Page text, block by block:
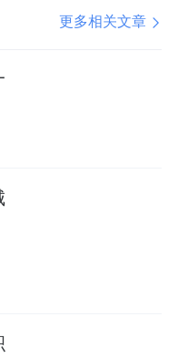
项目团队沿着业
这一完整的“归家
，并配置相应的服
解决“拎重物回
应对青岛多变天气
多功能充气充电
更多相关文章